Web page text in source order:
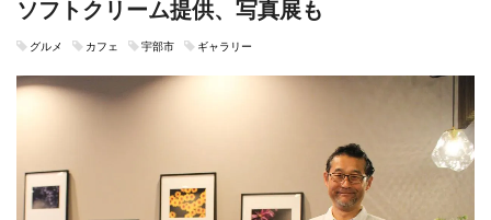
ソフトクリーム提供、写真展も
グルメ カフェ 宇部市 ギャラリー